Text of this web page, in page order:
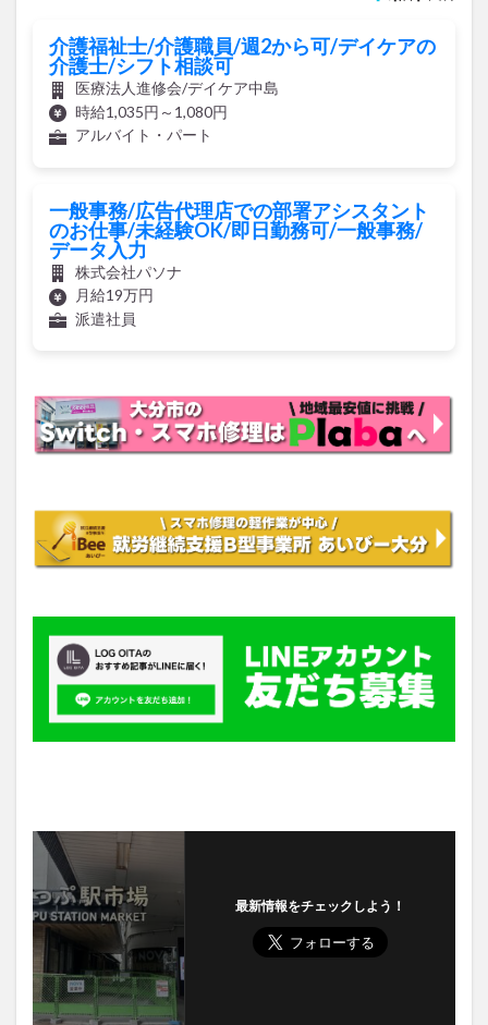
介護福祉士/介護職員/週2から可/デイケアの
介護士/シフト相談可
医療法人進修会/デイケア中島
時給1,035円～1,080円
アルバイト・パート
一般事務/広告代理店での部署アシスタント
のお仕事/未経験OK/即日勤務可/一般事務/
データ入力
株式会社パソナ
月給19万円
派遣社員
最新情報をチェックしよう！